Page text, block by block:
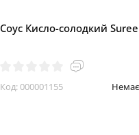
Соус Кисло-солодкий
Код: 000001155